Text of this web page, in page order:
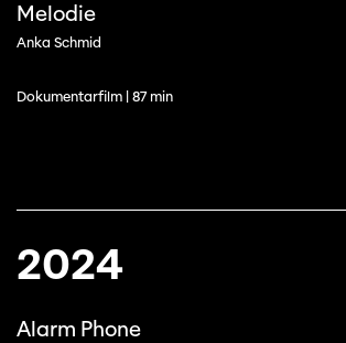
Melodie
Anka Schmid
Dokumentarfilm | 87 min
2024
Alarm Phone